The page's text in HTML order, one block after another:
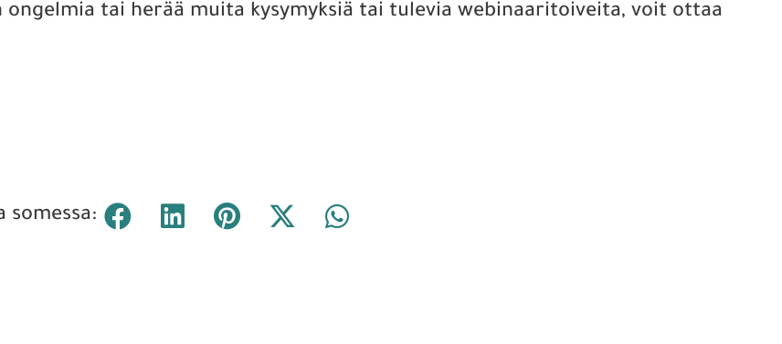
tai herää muita kysymyksiä tai tulevia webinaaritoiveita, voit ottaa
somessa: